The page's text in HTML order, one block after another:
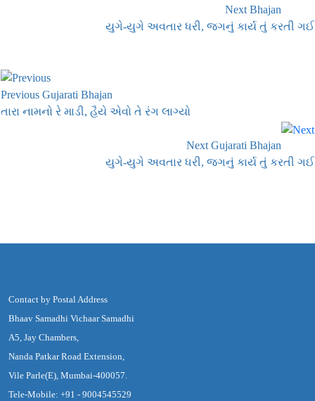
Next Bhajan
યુગે-યુગે અવતાર ધરી, જગનું કાર્ય તું કરતી ગઈ
Previous Gujarati Bhajan
તારા નામનો રે માડી, હૈયે એવો તે રંગ લાગ્યો
Next Gujarati Bhajan
યુગે-યુગે અવતાર ધરી, જગનું કાર્ય તું કરતી ગઈ
Contact by Postal Address
Bhaav Samadhi Vichaar Samadhi
A5, Jay Chambers,
Nanda Patkar Road Extension,
Vile Parle(E), Mumbai-400057.
Tele-Mobile: +91 - 9004545529